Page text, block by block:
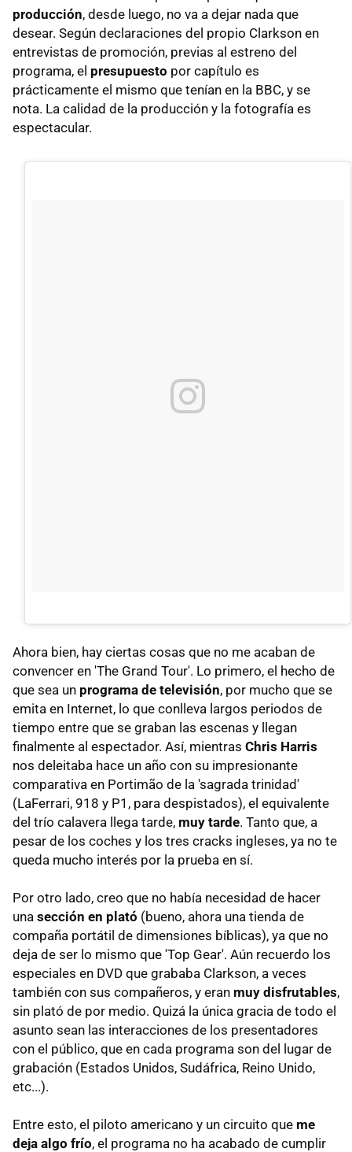
producción, desde luego, no va a dejar nada que
desear. Según declaraciones del propio Clarkson en
entrevistas de promoción, previas al estreno del
programa, el presupuesto por capítulo es
prácticamente el mismo que tenían en la BBC, y se
nota. La calidad de la producción y la fotografía es
espectacular.
Ahora bien, hay ciertas cosas que no me acaban de
convencer en 'The Grand Tour'. Lo primero, el hecho de
que sea un programa de televisión, por mucho que se
emita en Internet, lo que conlleva largos periodos de
tiempo entre que se graban las escenas y llegan
finalmente al espectador. Así, mientras Chris Harris
nos deleitaba hace un año con su impresionante
comparativa en Portimão de la 'sagrada trinidad'
(LaFerrari, 918 y P1, para despistados), el equivalente
del trío calavera llega tarde, muy tarde. Tanto que, a
pesar de los coches y los tres cracks ingleses, ya no te
queda mucho interés por la prueba en sí.
Por otro lado, creo que no había necesidad de hacer
una sección en plató (bueno, ahora una tienda de
compaña portátil de dimensiones bíblicas), ya que no
deja de ser lo mismo que 'Top Gear'. Aún recuerdo los
especiales en DVD que grababa Clarkson, a veces
también con sus compañeros, y eran muy disfrutables,
sin plató de por medio. Quizá la única gracia de todo el
asunto sean las interacciones de los presentadores
con el público, que en cada programa son del lugar de
grabación (Estados Unidos, Sudáfrica, Reino Unido,
etc...).
Entre esto, el piloto americano y un circuito que me
deja algo frío, el programa no ha acabado de cumplir